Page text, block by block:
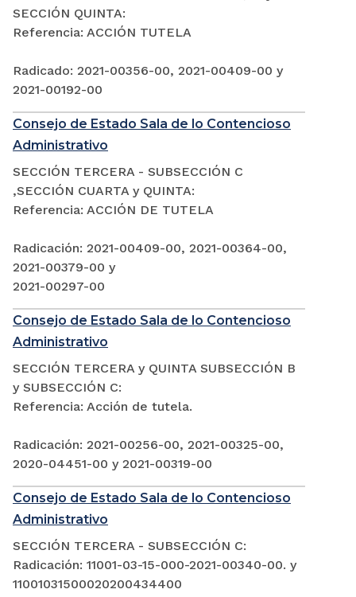
SECCIÓN QUINTA:
Referencia: ACCIÓN TUTELA
Radicado: 2021-00356-00, 2021-00409-00 y
2021-00192-00
Consejo de Estado Sala de lo Contencioso
Administrativo
SECCIÓN TERCERA - SUBSECCIÓN C
,SECCIÓN CUARTA y QUINTA:
Referencia: ACCIÓN DE TUTELA
Radicación: 2021-00409-00, 2021-00364-00,
2021-00379-00 y
2021-00297-00
Consejo de Estado Sala de lo Contencioso
Administrativo
SECCIÓN TERCERA y QUINTA SUBSECCIÓN B
y SUBSECCIÓN C:
Referencia: Acción de tutela.
Radicación: 2021-00256-00, 2021-00325-00,
2020-04451-00 y 2021-00319-00
Consejo de Estado Sala de lo Contencioso
Administrativo
SECCIÓN TERCERA - SUBSECCIÓN C:
Radicación: 11001-03-15-000-2021-00340-00. y
11001031500020200434400